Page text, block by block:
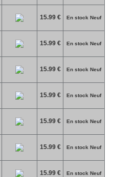
15.99 € En stock Neuf
15.99 € En stock Neuf
15.99 € En stock Neuf
15.99 € En stock Neuf
15.99 € En stock Neuf
15.99 € En stock Neuf
15.99 € En stock Neuf